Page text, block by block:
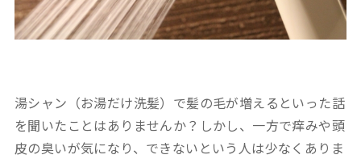
湯シャン（お湯だけ洗髪）で髪の毛が増えるといった話
を聞いたことはありませんか？しかし、一方で痒みや頭
皮の臭いが気になり、できないという人は少なくありま